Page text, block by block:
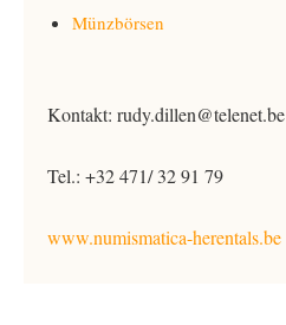
Münzbörsen
Kontakt: rudy.dillen@telenet.be
Tel.: +32 471/ 32 91 79
www.numismatica-herentals.be